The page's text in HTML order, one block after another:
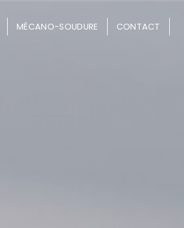
MÉCANO-SOUDURE CONTACT